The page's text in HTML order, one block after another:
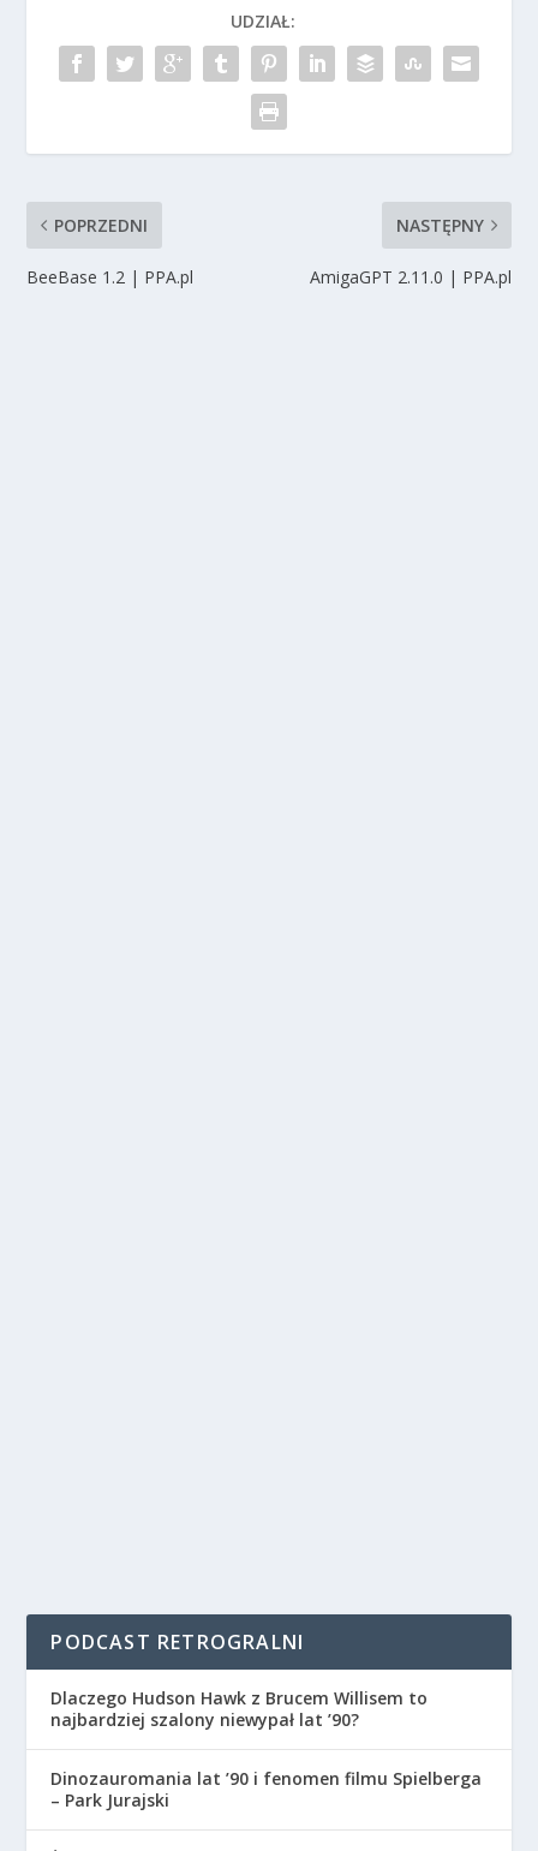
UDZIAŁ:
POPRZEDNI
BeeBase 1.2 | PPA.pl
NASTĘPNY
AmigaGPT 2.11.0 | PPA.pl
PODCAST RETROGRALNI
Dlaczego Hudson Hawk z Brucem Willisem to
najbardziej szalony niewypał lat ’90?
Dinozauromania lat ’90 i fenomen filmu Spielberga
– Park Jurajski